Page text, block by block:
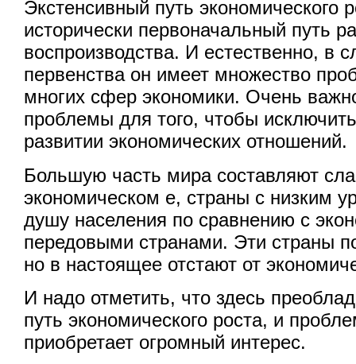
Экстенсивный путь экономического
исторически первоначальный путь
воспроизводства. И естественно, в
первенства он имеет множество
многих сфер экономики. Очень
проблемы для того, чтобы
развитии экономических отношений.
Большую часть мира составляют
экономическом е, страны с низким
душу населения по сравнению с
передовыми странами. Эти страны
но в настоящее отстают от
И надо отметить, что здесь
путь экономического роста, и
приобретает огромный интерес.